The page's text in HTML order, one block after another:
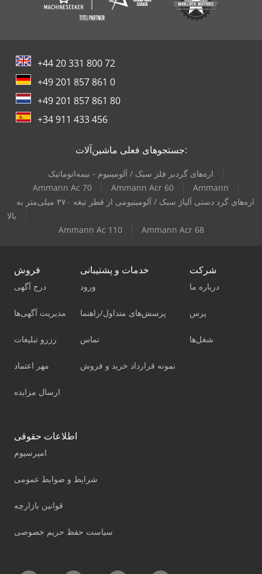
+44 20 331 800 72
+49 201 857 861 0
+49 201 857 861 80
+34 911 433 456
جستجوهای فعلی ماشین‌آلات:
اره‌های گردبر فلز سبک / آلومینیوم - نیمه‌اتوماتیک
Ammann Ac 70
Ammann Acr 60
Ammann
اره‌های گرد دستی آلیاژ سبک / آلومینیومی از قطر تیغه ۳۷۰ میلی‌متر به
بالا
Ammann Ac 110
Ammann Acr 68
فروش
درج آگهی
مدیریت آگهی‌ها
رزرو تبلیغات
مهر اعتماد
ارسال مزایده
خدمات و پشتیبانی
ورود
پرسش‌های متداول/راهنما
تماس
نمونه قرارداد خرید و فروش
شرکت
درباره ما
پرس
شغل‌ها
اطلاعات حقوقی
امپرسیوم
شرایط و ضوابط عمومی
قوانین بازارچه
سیاست حفظ حریم خصوصی